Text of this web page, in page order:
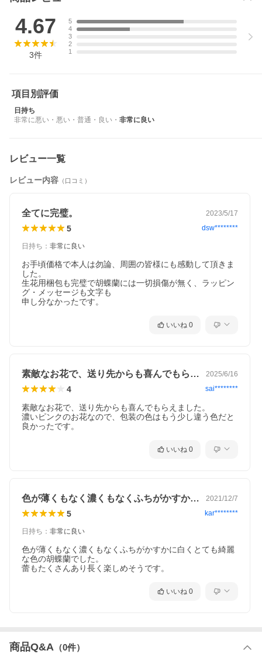
4.67
3件
5
4
3
2
1
項目別評価
日持ち
非常に悪い ・ 悪い ・ 普通 ・ 良い ・ 非常に良い
レビュー一覧
レビュー内容 （口コミ）
全てに完璧。 2023/5/17
5 dsw********
日持ち ： 非常に良い
お手頃価格で本人は勿論、周囲の皆様にも感動して頂きま
した。
生花用梱包も完璧で胡蝶蘭には一切損傷が無く、ラッピン
グ・メッセージも文字も
申し分なかったです。
いいね 0
素敵なお花で、送り先からも喜んでもらえ… 2025/6/16
4 sai********
素敵なお花で、送り先からも喜んでもらえました。
濃いピンクのお花なので、包装の色はもう少し違う色だと
良かったです。
いいね 0
色が薄くもなく濃くもなくふちがかすかに… 2021/12/7
5 kar********
日持ち ： 非常に良い
色が薄くもなく濃くもなくふちがかすかに白くとても綺麗
な色の胡蝶蘭でした。
いいね 0
商品Q&A （0件）